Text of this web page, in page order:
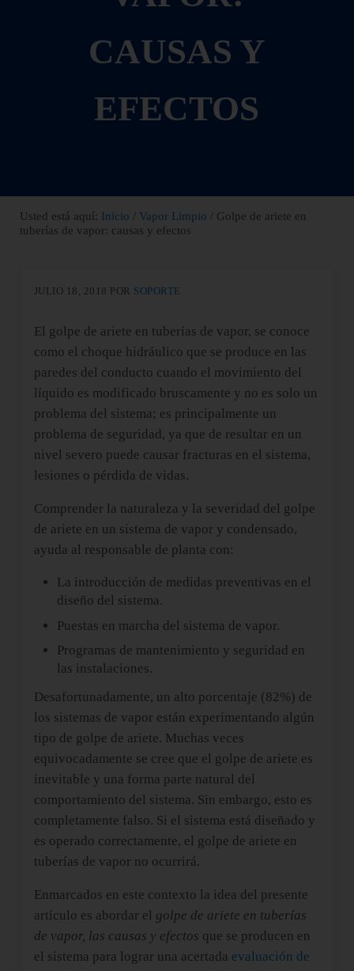
CAUSAS Y
EFECTOS
Usted está aquí: Inicio / Vapor Limpio / Golpe de ariete en
tuberías de vapor: causas y efectos
JULIO 18, 2018 POR SOPORTE
El golpe de ariete en tuberías de vapor, se conoce
como el choque hidráulico que se produce en las
paredes del conducto cuando el movimiento del
líquido es modificado bruscamente y no es solo un
problema del sistema; es principalmente un
problema de seguridad, ya que de resultar en un
nivel severo puede causar fracturas en el sistema,
lesiones o pérdida de vidas.
Comprender la naturaleza y la severidad del golpe
de ariete en un sistema de vapor y condensado,
ayuda al responsable de planta con:
La introducción de medidas preventivas en el
diseño del sistema.
Puestas en marcha del sistema de vapor.
Programas de mantenimiento y seguridad en
las instalaciones.
Desafortunadamente, un alto porcentaje (82%) de
los sistemas de vapor están experimentando algún
tipo de golpe de ariete. Muchas veces
equivocadamente se cree que el golpe de ariete es
inevitable y una forma parte natural del
comportamiento del sistema. Sin embargo, esto es
completamente falso. Si el sistema está diseñado y
es operado correctamente, el golpe de ariete en
tuberías de vapor no ocurrirá.
Enmarcados en este contexto la idea del presente
artículo es abordar el golpe de ariete en tuberías
de vapor, las causas y efectos que se producen en
el sistema para lograr una acertada evaluación de